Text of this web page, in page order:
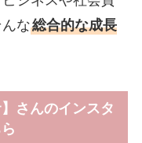
な総合的な成長
さんのインスタ